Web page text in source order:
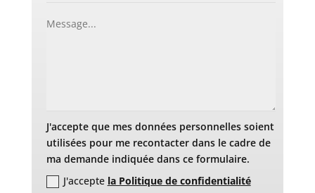
J'accepte que mes données personnelles soient
utilisées pour me recontacter dans le cadre de
ma demande indiquée dans ce formulaire.
J'accepte la Politique de confidentialité